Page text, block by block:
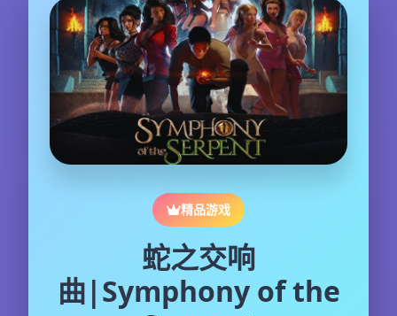
精品游戏
蛇之交响
曲|Symphony of the